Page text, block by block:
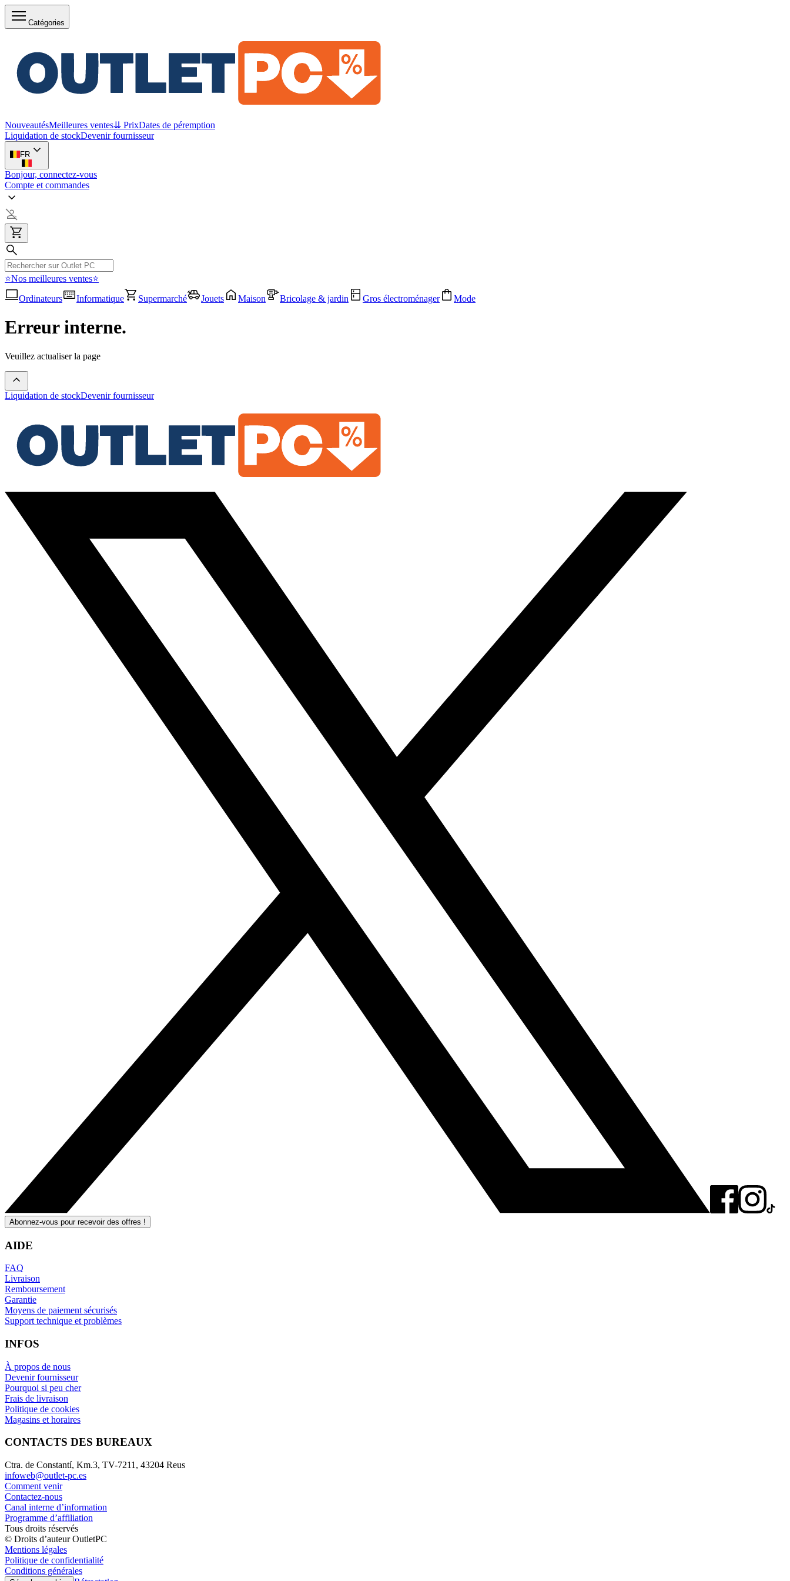
Catégories
NouveautésMeilleures ventes⇊ PrixDates de péremption
Liquidation de stockDevenir fournisseur
FR
Bonjour, connectez-vous
Compte et commandes
⭐Nos meilleures ventes⭐
Ordinateurs
Informatique Supermarché Jouets Maison Bricolage & jardin Gros électroménager Mode
Erreur interne.
Veuillez actualiser la page
Liquidation de stockDevenir fournisseur
Abonnez-vous pour recevoir des offres !
AIDE
FAQ
Livraison
Remboursement
Garantie
Moyens de paiement sécurisés
Support technique et problèmes
INFOS
À propos de nous
Devenir fournisseur
Pourquoi si peu cher
Frais de livraison
Politique de cookies
Magasins et horaires
CONTACTS DES BUREAUX
Ctra. de Constantí, Km.3, TV-7211, 43204 Reus
infoweb@outlet-pc.es
Comment venir
Contactez-nous
Canal interne d’information
Programme d’affiliation
Tous droits réservés
© Droits d’auteur OutletPC
Mentions légales
Politique de confidentialité
Conditions générales